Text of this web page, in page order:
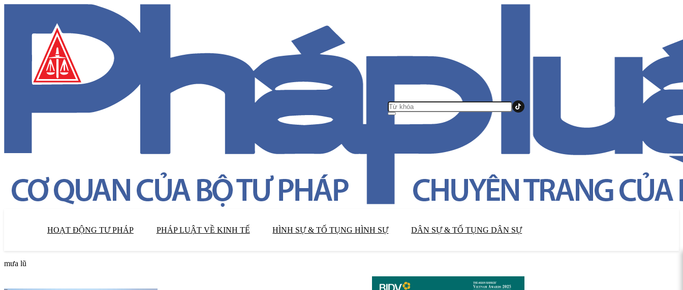
HOẠT ĐỘNG TƯ PHÁP PHÁP LUẬT VỀ KINH TẾ HÌNH SỰ & TỐ TỤNG HÌNH SỰ DÂN SỰ & TỐ TỤNG DÂN SỰ
mưa lũ